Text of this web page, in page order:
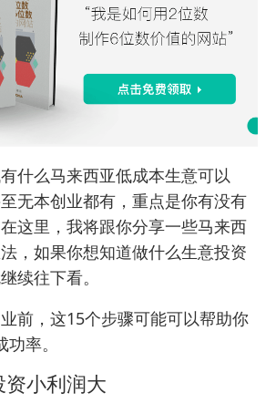
什么马来西亚低成本生意可以
无本创业都有，重点是你有没有
这里，我将跟你分享一些马来西
，如果你想知道做什么生意投资
续往下看。
前，这15个步骤可能可以帮助你
功率。
小利润大